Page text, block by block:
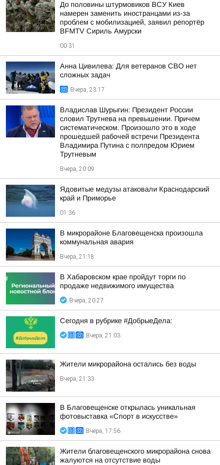
До половины штурмовиков ВСУ Киев
намерен заменить иностранцами из-за
проблем с мобилизацией, заявил репортёр
BFMTV Сириль Амурски
00:31
Анна Цивилева: Для ветеранов СВО нет
сложных задач
Вчера, 23:17
Владислав Шурыгин: Президент России
словил Трутнева на превышении. Причем
систематическом. Произошло это в ходе
прошедшей рабочей встречи Президента
Владимира Путина с полпредом Юрием
Трутневым
Вчера, 20:09
Ядовитые медузы атаковали Краснодарский
край и Приморье
01:36
В микрорайоне Благовещенска произошла
коммунальная авария
Вчера, 21:18
В Хабаровском крае пройдут торги по
продаже недвижимого имущества
Вчера, 20:27
Сегодня в рубрике #ДобрыеДела:
Вчера, 21:03
Жители микрорайона остались без воды
Вчера, 21:33
В Благовещенске открылась уникальная
фотовыставка «Спорт в искусстве»
Вчера, 17:56
Жители благовещенского микрорайона снова
жалуются на отсутствие воды